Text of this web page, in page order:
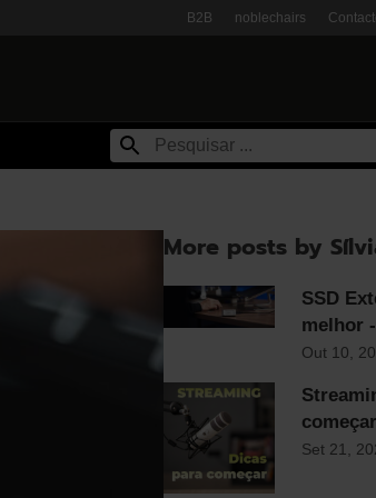
B2B noblechairs
More posts by
SSD
melhor
Out 10,
para
Set 21,